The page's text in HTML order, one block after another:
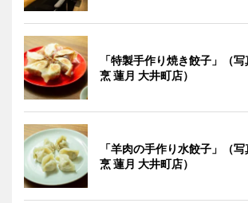
「特製手作り焼き餃子」（
烹 蓮月 大井町店）
「羊肉の手作り水餃子」（
烹 蓮月 大井町店）